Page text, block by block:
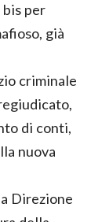
per
già
criminale
di conti,
nuova
Direzione